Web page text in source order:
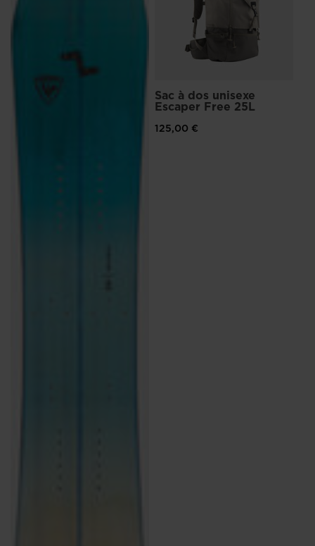
La coque articulée permet aux parties supérieure et inférieure
de bouger indépendamment pour un flex progressif et
Chausson au maintien efficace
Le harnais talon à trois points renforce le maintien de la
cheville et du talon à l'intérieur du chausson.Sac à dos unisexe
Escaper Free 25L
125,00 €